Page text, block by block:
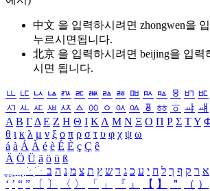
中文 을 입력하시려면 zhongwen을
누르시면됩니다.
北京 을 입력하시려면 beijing을 입력
시면 됩니다.
ㅥ ㅦ ㅧ ㅨ ㅩ ㅪ ㅫ ㅬ ㅭ ㅮ ㅯ ㅰ ㅱ ㅲ ㅳ
ㅺ ㅻ ㅼ ㅽ ㅾ ㅿ ㆀ ㆁ ㆂ ㆃ ㆄ ㆅ ㆆ ㆇ ㆈ
Α Β ΓΔ Ε Ζ Η Θ Ι ΚΛ Μ Ν Ξ Ο Π Ρ Σ ΤΥ
θ ι κ λ μ ν ξ ο π ρ σ τ υ φ χ ψ ω
á à Á À é è É È ç Ç ê
Ä Ö Ü ä ö ü ß
ִֶֹ ֻּ ׁׂ א ר ק ף ך ל ח י ע כ ג ד ש ץ ת צ מ נ ה ב
‘ ’ “ ” 〔 〕 〈 〉 「 」 『 』 【 】 ＂ （ ）